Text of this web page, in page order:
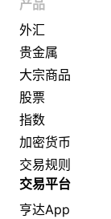
产品
外汇
贵金属
大宗商品
股票
指数
加密货币
交易规则
交易平台
亨达App